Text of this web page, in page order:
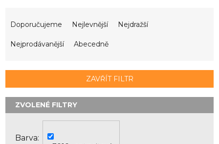
r
o
Doporučujeme Nejlevnější Nejdražší
Nejprodávanější Abecedně
ZAVŘÍT FILTR
Barva